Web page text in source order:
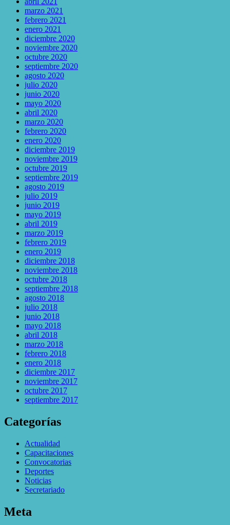
marzo 2021
febrero 2021
enero 2021
diciembre 2020
noviembre 2020
octubre 2020
septiembre 2020
agosto 2020
julio 2020
junio 2020
mayo 2020
abril 2020
marzo 2020
febrero 2020
enero 2020
diciembre 2019
noviembre 2019
octubre 2019
septiembre 2019
agosto 2019
julio 2019
junio 2019
mayo 2019
abril 2019
marzo 2019
febrero 2019
enero 2019
diciembre 2018
noviembre 2018
octubre 2018
septiembre 2018
agosto 2018
julio 2018
junio 2018
mayo 2018
abril 2018
marzo 2018
febrero 2018
enero 2018
diciembre 2017
noviembre 2017
octubre 2017
septiembre 2017
Categorías
Actualidad
Capacitaciones
Convocatorias
Deportes
Noticias
Secretariado
Meta